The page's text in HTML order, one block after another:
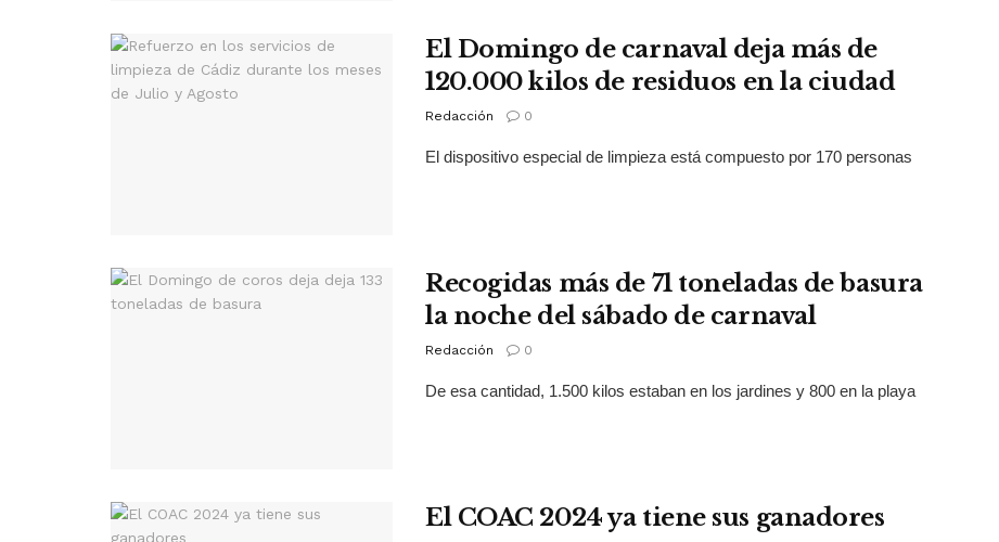
El Domingo de carnaval deja más de
120.000 kilos de residuos en la ciudad
Redacción 0
El dispositivo especial de limpieza está compuesto por 170 personas
Recogidas más de 71 toneladas de basura
la noche del sábado de carnaval
Redacción 0
De esa cantidad, 1.500 kilos estaban en los jardines y 800 en la playa
El COAC 2024 ya tiene sus ganadores